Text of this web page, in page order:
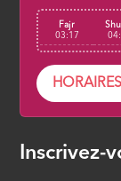
Fajr
03:17
Inscrivez-